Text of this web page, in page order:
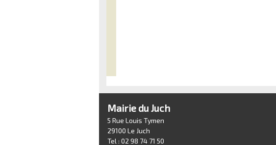
Mairie du Juch
5 Rue Louis Tymen
29100 Le Juch
Tel : 02 98 74 71 50